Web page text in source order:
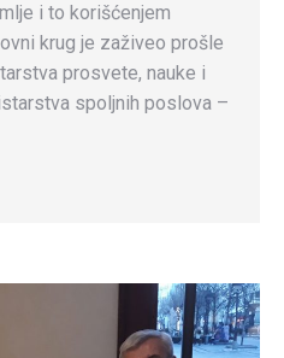
i to korišćenjem
krug je zaživeo prošle
prosvete, nauke i
spoljnih poslova –